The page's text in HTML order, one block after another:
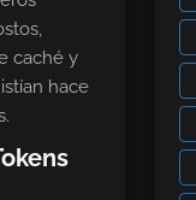
caché y
hace